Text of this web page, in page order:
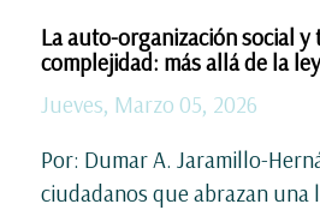
La auto-organización social y
complejidad: más allá de la ley
Jueves, Marzo 05, 2026
Por: Dumar A. Jaramillo-
ciudadanos que abrazan una